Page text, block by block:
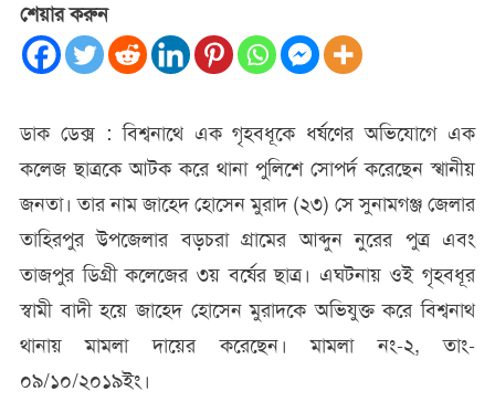
ধর্ষণের
অভিযোগে
গ্রেফতার
শেয়ার করুন
ডাক ডেক্স : বিশ্বনাথে এক গৃহবধূকে ধর্ষণের অভিযোগে এক
কলেজ ছাত্রকে আটক করে থানা পুলিশে সোপর্দ করেছেন স্খানীয়
জনতা। তার নাম জাহেদ হোসেন মুরাদ (২৩) সে সুনামগঞ্জ জেলার
তাহিরপুর উপজেলার বড়চরা গ্রামের আব্দুন নুরের পুত্র এবং
তাজপুর ডিগ্রী কলেজের ৩য় বর্ষের ছাত্র। এঘটনায় ওই গৃহবধূর
স্বামী বাদী হয়ে জাহেদ হোসেন মুরাদকে অভিযুক্ত করে বিশ্বনাথ
থানায় মামলা দায়ের করেছেন। মামলা নং-২, তাং-
০৯/১০/২০১৯ইং।